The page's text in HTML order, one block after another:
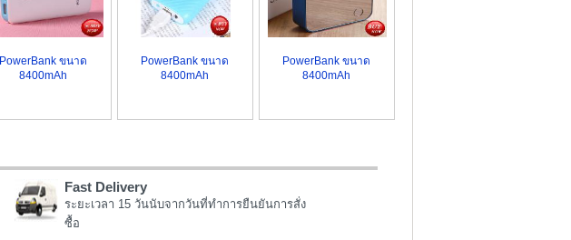
PowerBank ขนาด
8400mAh
PowerBank ขนาด
8400mAh
PowerBank ขนาด
8400mAh
Fast Delivery
ระยะเวลา 15 วันนับจากวันที่ทำการยืนยันการสั่ง
ซื้อ